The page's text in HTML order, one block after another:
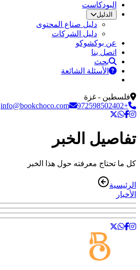
البودكاست
الدليل
دليل صناع المحتوى
دليل الشركات
عن بوكشوكو
اتصل بنا
بحث
الأسئلة الشائعة
فلسطين - غزة
+972598502402
info@bookchoco.com
تفاصيل الخبر
كل ما تحتاج معرفته حول هذا الخبر
الرئيسية
الأخبار